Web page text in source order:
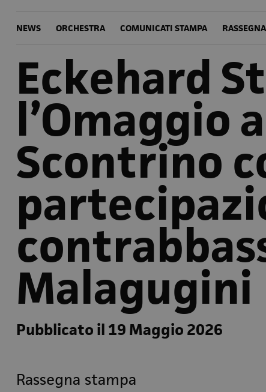
NEWS ORCHESTRA COMUNICATI STAMPA
Eckehard
l’Omaggio
Scontrino
Malagugini
Pubblicato il 19 Maggio 2026
Rassegna stampa